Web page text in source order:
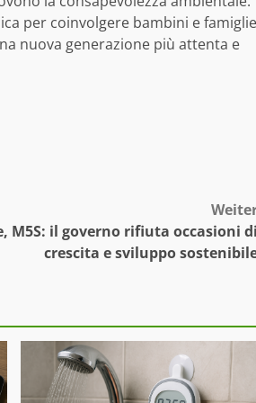
per coinvolgere bambini e famiglie
nuova generazione più attenta e
M5S: il governo rifiuta occasioni di
crescita e sviluppo